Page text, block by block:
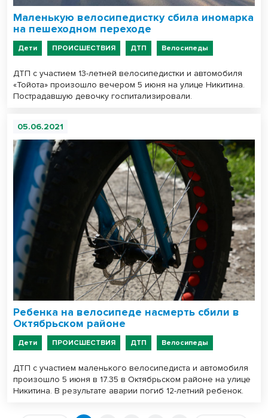
Маленькую велосипедистку сбила иномарка
на пешеходном переходе
Дети ПРОИСШЕСТВИЯ ДТП Велосипеды
ДТП с участием 13-летней велосипедистки и автомобиля
«Тойота» произошло вечером 5 июня на улице Никитина.
Пострадавшую девочку госпитализировали.
05.06.2021
Ребенка на велосипеде насмерть сбили в
Октябрьском районе
Дети ПРОИСШЕСТВИЯ ДТП Велосипеды
ДТП с участием маленького велосипедиста и автомобиля
произошло 5 июня в 17.35 в Октябрьском районе на улице
Никитина. В результате аварии погиб 12-летний ребенок.